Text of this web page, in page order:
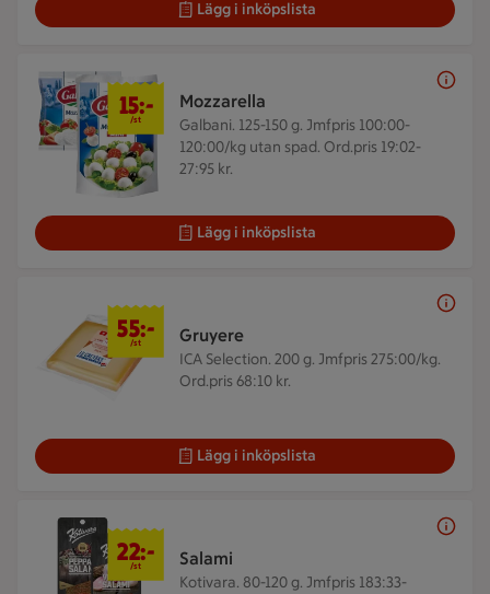
Lägg i inköpslista
Mozzarella
Galbani. 125-150 g. Jmfpris 100:00-
120:00/kg utan spad. Ord.pris 19:02-
27:95 kr.
15 kr/st
15:-
/st
Lägg i inköpslista
Gruyere
ICA Selection. 200 g. Jmfpris 275:00/kg.
Ord.pris 68:10 kr.
55 kr/st
55:-
/st
Lägg i inköpslista
Salami
Kotivara. 80-120 g. Jmfpris 183:33-
22 kr/st
22:-
/st